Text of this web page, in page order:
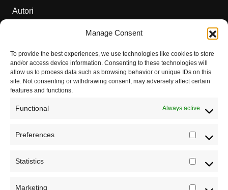
Manage Consent
To provide the best experiences, we use technologies like cookies to store
and/or access device information. Consenting to these technologies will
allow us to process data such as browsing behavior or unique IDs on this
site. Not consenting or withdrawing consent, may adversely affect certain
features and functions.
Functional Always active
Preferences
Statistics
Marketing
srede u 12h saznajte najnovije vesti iz sveta
Autori
Dešavanja
Kontakt
Misija sajta Sve o arheologiji